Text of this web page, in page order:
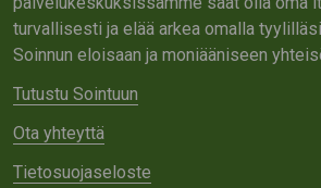
turvallisesti ja elää arkea omalla
Soinnun eloisaan ja moniääniseen
Tutustu Sointuun
Ota yhteyttä
Tietosuojaseloste